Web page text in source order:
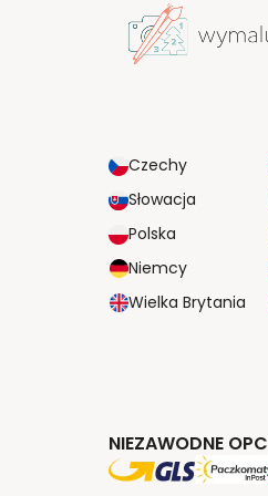
Czechy
Słowacja
Polska
Niemcy
Wielka Brytania
NIEZAWODNE